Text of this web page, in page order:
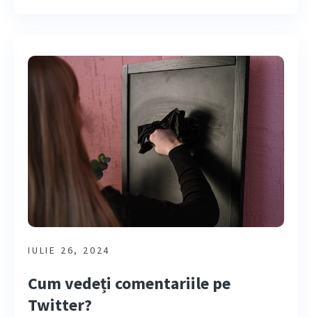
IULIE 26, 2024
Cum vedeți comentariile pe
Twitter?